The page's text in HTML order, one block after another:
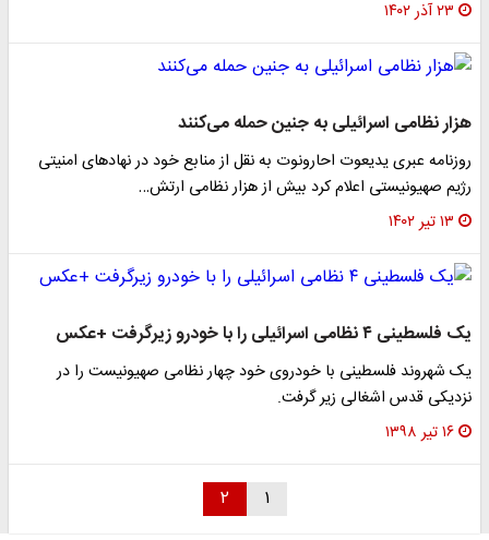
۲۳ آذر ۱۴۰۲
هزار نظامی اسرائیلی به جنین حمله می‌کنند
روزنامه عبری یدیعوت احارونوت به نقل از منابع خود در نهادهای امنیتی
رژیم صهیونیستی اعلام کرد بیش از هزار نظامی ارتش…
۱۳ تیر ۱۴۰۲
یک فلسطینی ۴ نظامی اسرائیلی را با خودرو زیرگرفت +عکس
یک شهروند فلسطینی با خودروی خود چهار نظامی صهیونیست را در
نزدیکی قدس اشغالی زیر گرفت.
۱۶ تیر ۱۳۹۸
۱ ۲